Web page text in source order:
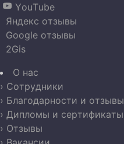
 YouTube
Яндекс отзывы
Google отзывы
2Gis
О нас
› Сотрудники
› Благодарности и отзывы
› Дипломы и сертификаты
› Отзывы